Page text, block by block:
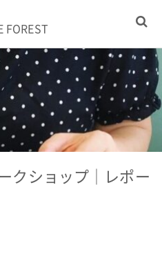
FOREST
クショップ｜レポー